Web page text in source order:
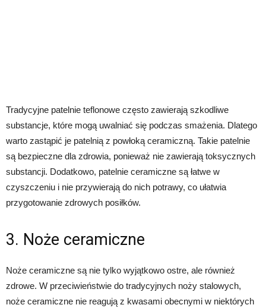
Tradycyjne patelnie teflonowe często zawierają szkodliwe
substancje, które mogą uwalniać się podczas smażenia. Dlatego
warto zastąpić je patelnią z powłoką ceramiczną. Takie patelnie
są bezpieczne dla zdrowia, ponieważ nie zawierają toksycznych
substancji. Dodatkowo, patelnie ceramiczne są łatwe w
czyszczeniu i nie przywierają do nich potrawy, co ułatwia
przygotowanie zdrowych posiłków.
3. Noże ceramiczne
Noże ceramiczne są nie tylko wyjątkowo ostre, ale również
zdrowe. W przeciwieństwie do tradycyjnych noży stalowych,
noże ceramiczne nie reagują z kwasami obecnymi w niektórych